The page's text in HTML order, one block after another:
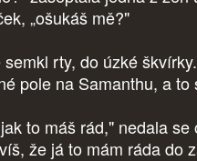
„ošukáš mě?"
rty, do úzké
pole na Samanthu, a
to máš rád," nedala
že já to mám ráda do